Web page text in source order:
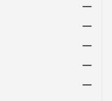
—
—
—
—
—